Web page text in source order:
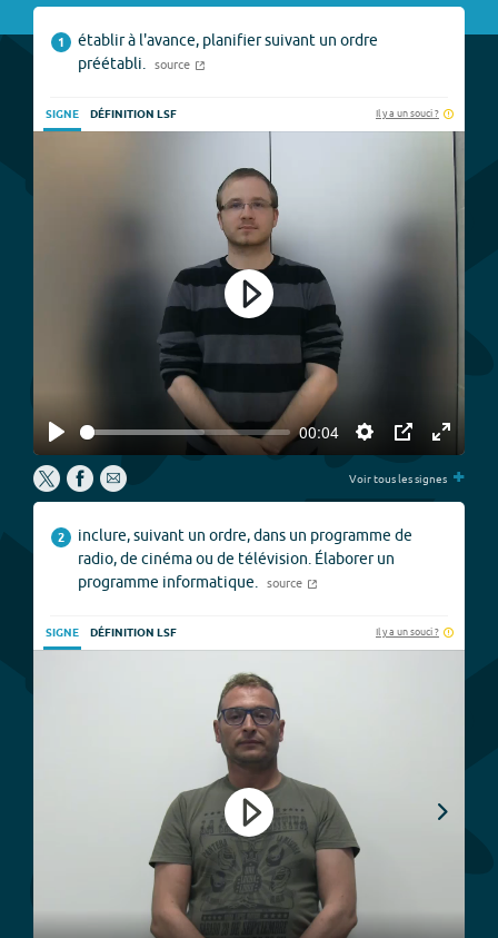
1
établir à l'avance, planifier suivant un ordre
préétabli.
source
SIGNE DÉFINITION LSF Il y a un souci ?
Play
00:04
Settings
PIP
Enter
Play
Voir tous les signes +
2
inclure, suivant un ordre, dans un programme de
radio, de cinéma ou de télévision. Élaborer un
programme informatique.
source
SIGNE DÉFINITION LSF Il y a un souci ?
Play